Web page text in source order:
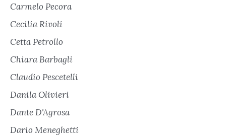
Carmelo Pecora
Cecilia Rivoli
Cetta Petrollo
Chiara Barbagli
Claudio Pescetelli
Danila Olivieri
Dante D'Agrosa
Dario Meneghetti